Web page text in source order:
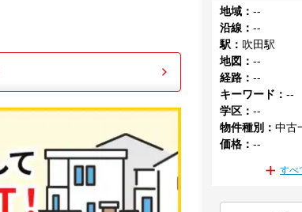
地域 ：--
沿線 ：--
駅 ： 吹田駅
地図 ：--
経路 ：--
キーワード ：--
学区 ：--
物件種別 ：中古
価格 ：--
すべ